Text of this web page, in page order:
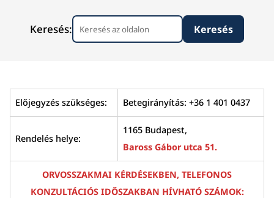
Keresés:
Előjegyzés szükséges: Betegirányítás: +36 1 401 0437
Rendelés helye:
1165 Budapest,
Baross Gábor utca 51.
ORVOSSZAKMAI KÉRDÉSEKBEN, TELEFONOS
KONZULTÁCIÓS IDŐSZAKBAN HÍVHATÓ SZÁMOK: